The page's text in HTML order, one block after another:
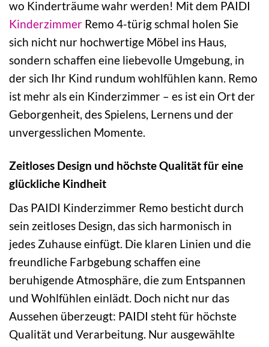
wo Kinderträume wahr werden! Mit dem PAIDI
Kinderzimmer Remo 4-türig schmal holen Sie
sich nicht nur hochwertige Möbel ins Haus,
sondern schaffen eine liebevolle Umgebung, in
der sich Ihr Kind rundum wohlfühlen kann. Remo
ist mehr als ein Kinderzimmer – es ist ein Ort der
Geborgenheit, des Spielens, Lernens und der
unvergesslichen Momente.
Zeitloses Design und höchste Qualität für eine
glückliche Kindheit
Das PAIDI Kinderzimmer Remo besticht durch
sein zeitloses Design, das sich harmonisch in
jedes Zuhause einfügt. Die klaren Linien und die
freundliche Farbgebung schaffen eine
beruhigende Atmosphäre, die zum Entspannen
und Wohlfühlen einlädt. Doch nicht nur das
Aussehen überzeugt: PAIDI steht für höchste
Qualität und Verarbeitung. Nur ausgewählte